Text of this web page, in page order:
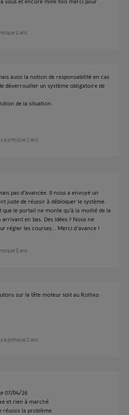
2 ans
aussi la notion de responsabilité en cas
déverrouiller un système obligatoire de
de la situation.
y a presque 2 ans
pas d'avancée. Il nous a envoyé un
juste de réussir à débloquer le système.
le portail ne monte qu'à la moitié de la
en bas. Des idées ? Nous ne
régler les courses... Merci d'avance !
2 ans
sur la tête moteur soit au Rollixo
y a presque 2 ans
07/04/26
et rien à marché
réussis la problème